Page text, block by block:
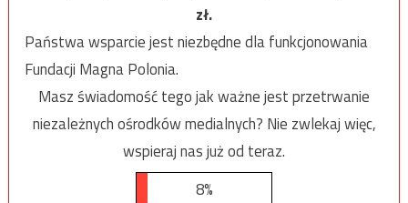
zł.
Państwa wsparcie jest niezbędne dla funkcjonowania
Fundacji Magna Polonia.
Masz świadomość tego jak ważne jest przetrwanie
niezależnych ośrodków medialnych? Nie zwlekaj więc,
wspieraj nas już od teraz.
8%